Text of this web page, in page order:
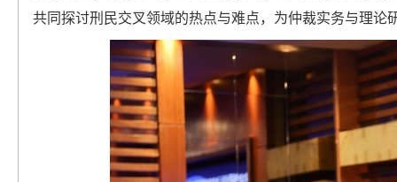
共同探讨刑民交叉领域的热点与难点，为仲裁实务与理论